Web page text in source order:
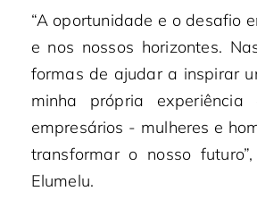
“A oportunidade e o desafio
e nos nossos horizontes.
formas de ajudar a inspirar
minha própria
empresários - mulheres e
transformar o nosso
Elumelu.